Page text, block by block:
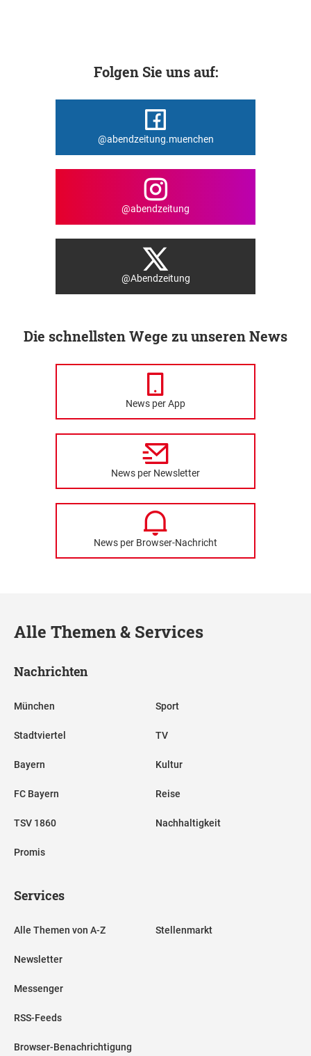
Folgen Sie uns auf:
@abendzeitung.muenchen
@abendzeitung
@Abendzeitung
Die schnellsten Wege zu unseren News
News per App
News per Newsletter
News per Browser-Nachricht
Alle Themen & Services
Nachrichten
München
Stadtviertel
Bayern
FC Bayern
TSV 1860
Promis
Sport
TV
Kultur
Reise
Nachhaltigkeit
Services
Alle Themen von A-Z
Newsletter
Messenger
RSS-Feeds
Browser-Benachrichtigung
Stellenmarkt